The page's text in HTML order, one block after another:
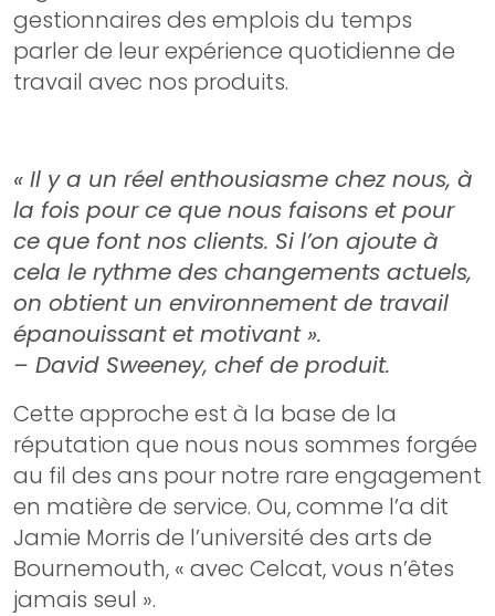
gestionnaires des emplois du temps
parler de leur expérience quotidienne de
travail avec nos produits.
« Il y a un réel enthousiasme chez nous, à
la fois pour ce que nous faisons et pour
ce que font nos clients. Si l’on ajoute à
cela le rythme des changements actuels,
on obtient un environnement de travail
épanouissant et motivant ».
– David Sweeney, chef de produit.
Cette approche est à la base de la
réputation que nous nous sommes forgée
au fil des ans pour notre rare engagement
en matière de service. Ou, comme l’a dit
Jamie Morris de l’université des arts de
Bournemouth, « avec Celcat, vous n’êtes
jamais seul ».